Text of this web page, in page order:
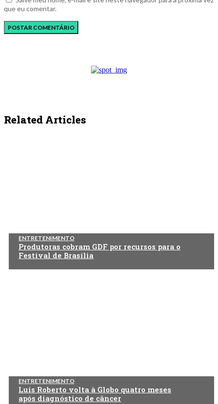
que eu comentar.
Related Articles
ENTRETENIMENTO
Produtoras cobram GDF por recursos para o
Festival de Brasília
ENTRETENIMENTO
Luis Roberto volta à Globo quatro meses
após diagnóstico de câncer